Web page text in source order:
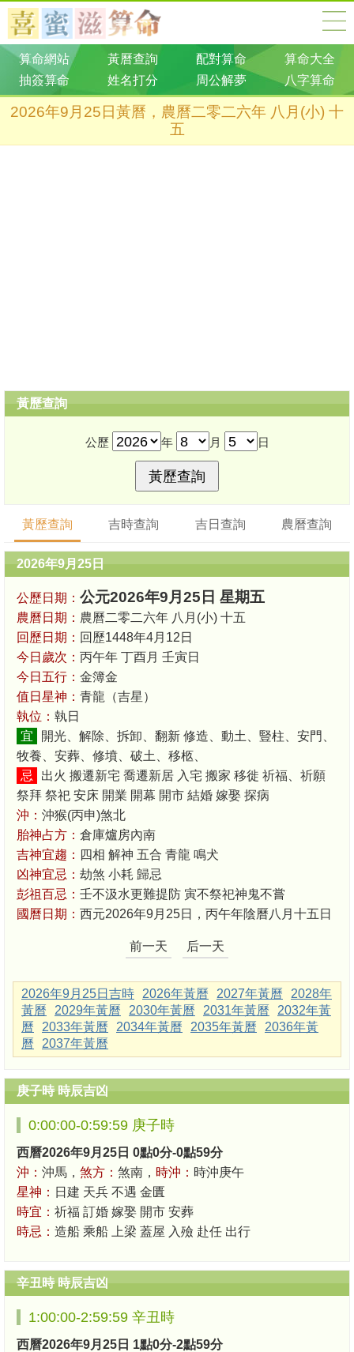
算命網站 黃曆查詢 配對算命
算命大全
抽簽算命
姓名打分 周公解夢 八字算命
2026年9月25日黃曆，農曆二零二六年 八月(小) 十
五
黃歷查詢
公歷 年 月 日
黃歷查詢 吉時查詢 吉日查詢 農曆查詢
2026年9月25日
公歷日期： 公元2026年9月25日 星期五
農曆日期： 農曆二零二六年 八月(小) 十五
回歷日期： 回歷1448年4月12日
今日歲次： 丙午年 丁酉月 壬寅日
今日五行： 金簿金
值日星神： 青龍（吉星）
執位： 執日
宜
開光、解除、拆卸、翻新 修造、動土、豎柱、安門、
牧養、安葬、修墳、破土、移柩、
忌
出火 搬遷新宅 喬遷新居 入宅 搬家 移徙 祈福、祈願
祭拜 祭祀 安床 開業 開幕 開市 結婚 嫁娶 探病
沖： 沖猴(丙申)煞北
胎神占方： 倉庫爐房內南
吉神宜趨： 四相 解神 五合 青龍 鳴犬
凶神宜忌： 劫煞 小耗 歸忌
彭祖百忌： 壬不汲水更難提防 寅不祭祀神鬼不嘗
國曆日期： 西元2026年9月25日，丙午年陰曆八月十五日
前一天 后一天
2026年9月25日吉時 2026年黃曆 2027年黃曆
2028年
黃曆
2029年黃曆 2030年黃曆 2031年黃曆
2032年黃
曆
2033年黃曆 2034年黃曆 2035年黃曆
2036年黃
曆
2037年黃曆
庚子時 時辰吉凶
0:00:00-0:59:59 庚子時
西曆2026年9月25日 0點0分-0點59分
沖： 沖馬， 煞方： 煞南， 時沖： 時沖庚午
星神： 日建 天兵 不遇 金匱
時宜： 祈福 訂婚 嫁娶 開市 安葬
時忌： 造船 乘船 上梁 蓋屋 入殮 赴任 出行
辛丑時 時辰吉凶
1:00:00-2:59:59 辛丑時
西曆2026年9月25日 1點0分-2點59分